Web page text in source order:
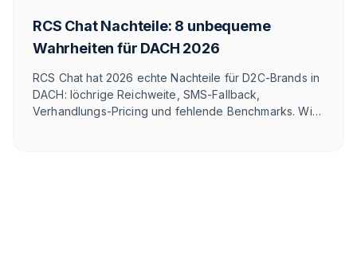
RCS Chat Nachteile: 8 unbequeme
Wahrheiten für DACH 2026
RCS Chat hat 2026 echte Nachteile für D2C-Brands in
DACH: löchrige Reichweite, SMS-Fallback,
Verhandlungs-Pricing und fehlende Benchmarks. Wir